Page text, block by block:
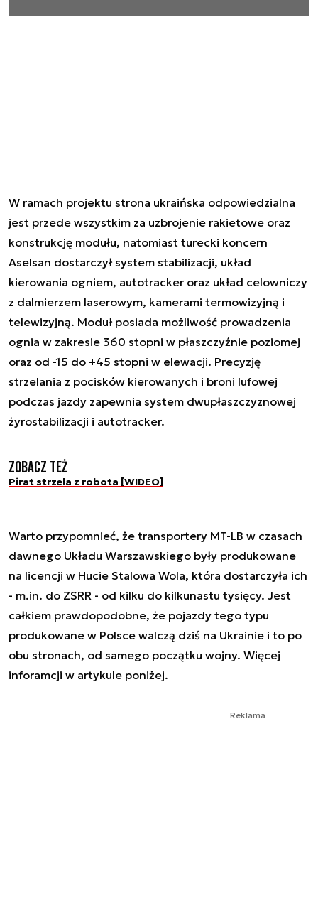
W ramach projektu strona ukraińska odpowiedzialna
jest przede wszystkim za uzbrojenie rakietowe oraz
konstrukcję modułu, natomiast turecki koncern
Aselsan dostarczył system stabilizacji, układ
kierowania ogniem, autotracker oraz układ celowniczy
z dalmierzem laserowym, kamerami termowizyjną i
telewizyjną. Moduł posiada możliwość prowadzenia
ognia w zakresie 360 stopni w płaszczyźnie poziomej
oraz od -15 do +45 stopni w elewacji. Precyzję
strzelania z pocisków kierowanych i broni lufowej
podczas jazdy zapewnia system dwupłaszczyznowej
żyrostabilizacji i autotracker.
Zobacz też
Pirat strzela z robota [WIDEO]
Warto przypomnieć, że transportery MT-LB w czasach
dawnego Układu Warszawskiego były produkowane
na licencji w Hucie Stalowa Wola, która dostarczyła ich
- m.in. do ZSRR - od kilku do kilkunastu tysięcy. Jest
całkiem prawdopodobne, że pojazdy tego typu
produkowane w Polsce walczą dziś na Ukrainie i to po
obu stronach, od samego początku wojny. Więcej
inforamcji w artykule poniżej.
Reklama